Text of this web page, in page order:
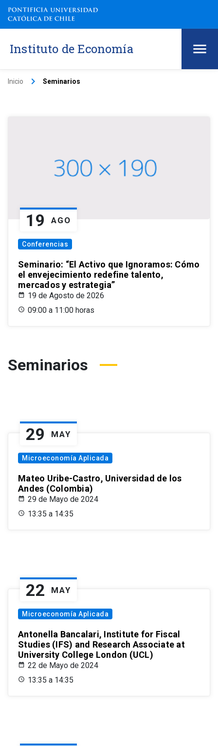
Instituto de Economía
Inicio keyboard_arrow_right Seminarios
19 AGO
Conferencias
Seminario: “El Activo que Ignoramos: Cómo
el envejecimiento redefine talento,
mercados y estrategia”
19 de Agosto de 2026
09:00 a 11:00 horas
Seminarios
29 MAY
Microeconomía Aplicada
Mateo Uribe-Castro, Universidad de los
Andes (Colombia)
29 de Mayo de 2024
13:35 a 14:35
22 MAY
Microeconomía Aplicada
Antonella Bancalari, Institute for Fiscal
Studies (IFS) and Research Associate at
University College London (UCL)
22 de Mayo de 2024
13:35 a 14:35